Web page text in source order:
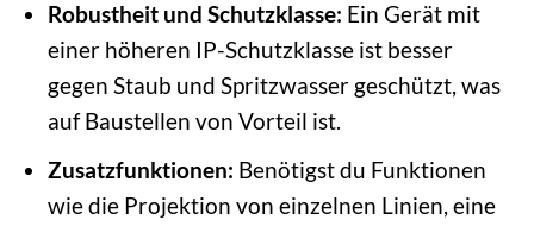
Robustheit und Schutzklasse: Ein Gerät mit
einer höheren IP-Schutzklasse ist besser
gegen Staub und Spritzwasser geschützt, was
auf Baustellen von Vorteil ist.
Zusatzfunktionen: Benötigst du Funktionen
wie die Projektion von einzelnen Linien, eine